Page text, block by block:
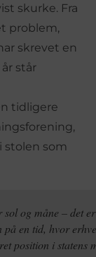
skurke. Fra
problem,
skrevet en
står
tidligere
stolen som
og måne – det
en tid, hvor
position i statens